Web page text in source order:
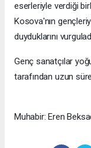
eserleriyle verdiği
Kosova'nın
duyduklarını
Genç sanatçılar
tarafından uzun
Muhabir: Eren